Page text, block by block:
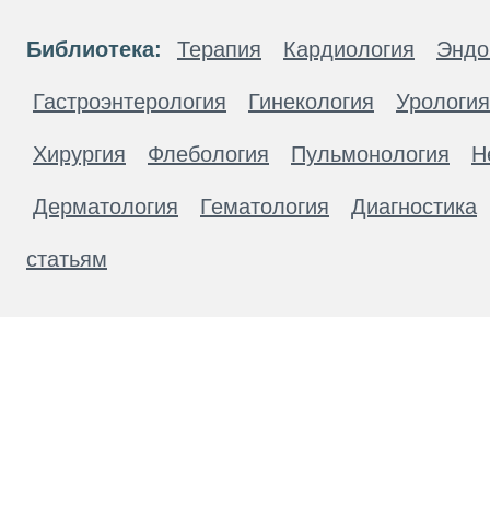
Библиотека: Терапия Кардиология
Гастроэнтерология Гинекология Урология
Хирургия Флебология Пульмонология
Дерматология Гематология Диагностика
статьям